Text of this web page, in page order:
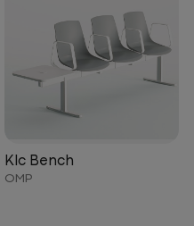
Klc Bench
OMP